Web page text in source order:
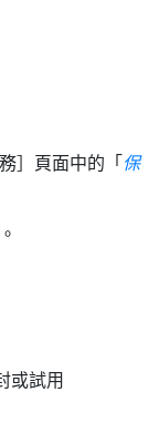
］頁面中的「 保
或試用